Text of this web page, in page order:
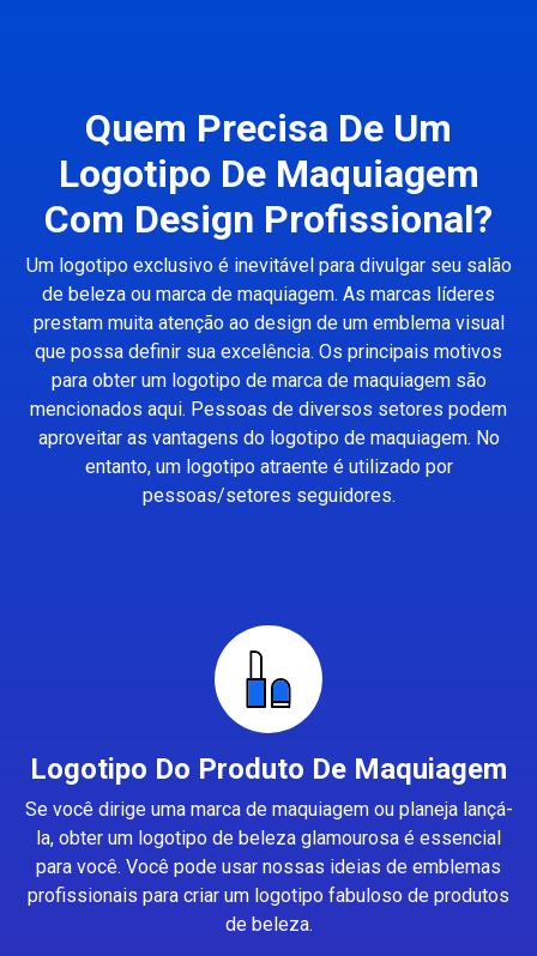
Quem Precisa De Um
Logotipo De Maquiagem
Com Design Profissional?
Um logotipo exclusivo é inevitável para divulgar seu salão
de beleza ou marca de maquiagem. As marcas líderes
prestam muita atenção ao design de um emblema visual
que possa definir sua excelência. Os principais motivos
para obter um logotipo de marca de maquiagem são
mencionados aqui. Pessoas de diversos setores podem
aproveitar as vantagens do logotipo de maquiagem. No
entanto, um logotipo atraente é utilizado por
pessoas/setores seguidores.
Logotipo Do Produto De Maquiagem
Se você dirige uma marca de maquiagem ou planeja lançá-
la, obter um logotipo de beleza glamourosa é essencial
para você. Você pode usar nossas ideias de emblemas
profissionais para criar um logotipo fabuloso de produtos
de beleza.